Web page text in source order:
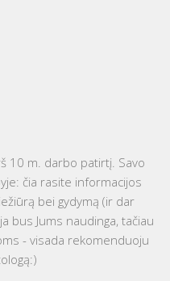
10 m. darbo patirtį. Savo
čia rasite informacijos
bei gydymą (ir dar
bus Jums naudinga, tačiau
- visada rekomenduoju